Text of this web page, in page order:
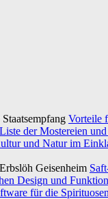
Vorteile
Liste der Mostereien
und Natur im
Geisenheim
Design und
für die